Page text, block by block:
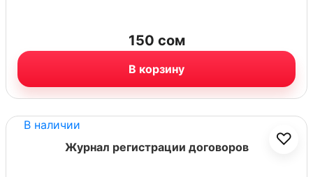
150 сом
В корзину
В наличии
♡
Журнал регистрации договоров